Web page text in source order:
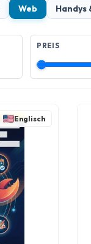
Web Handys
PREIS
Englisch